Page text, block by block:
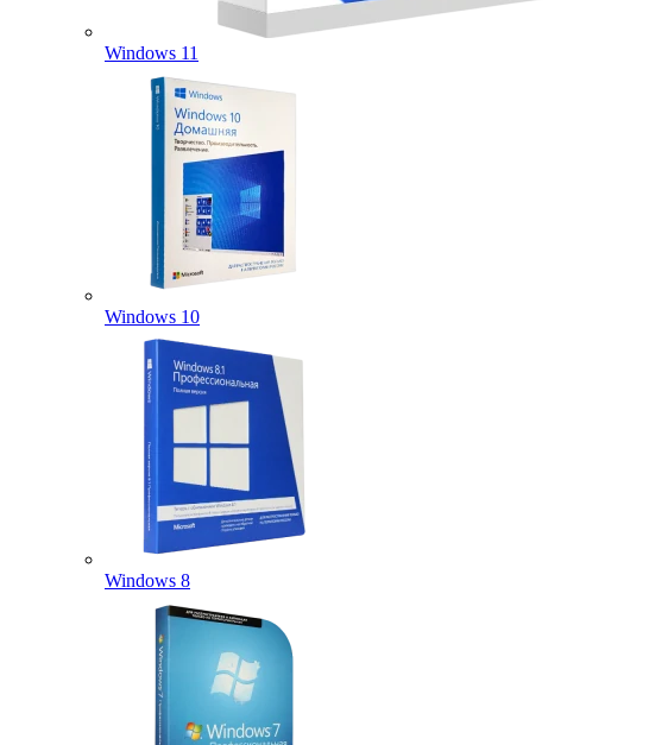
Windows 11
Windows 10
Windows 8